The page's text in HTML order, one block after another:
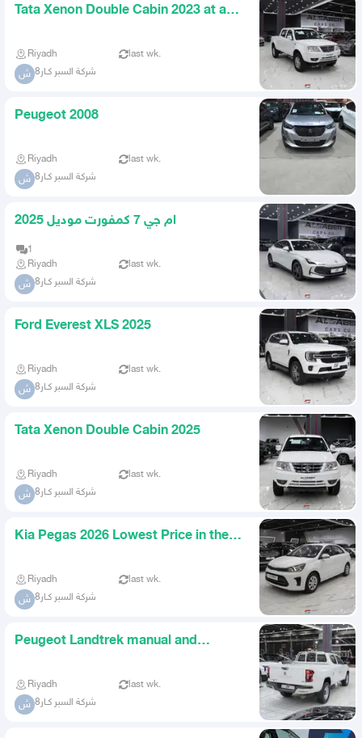
Tata Xenon Double Cabin 2023 at a
Riyadh last wk.
ش شركة السبر كـار8
Peugeot 2008
Riyadh last wk.
ش شركة السبر كـار8
ام جي 7 كمفورت موديل 2025
1
Riyadh
last wk.
ش شركة السبر كـار8
Ford Everest XLS 2025
Riyadh last wk.
ش شركة السبر كـار8
Tata Xenon Double Cabin 2025
Riyadh last wk.
ش شركة السبر كـار8
Kia Pegas 2026 Lowest Price in the
Riyadh last wk.
ش شركة السبر كـار8
Peugeot Landtrek manual and
Riyadh last wk.
ش شركة السبر كـار8